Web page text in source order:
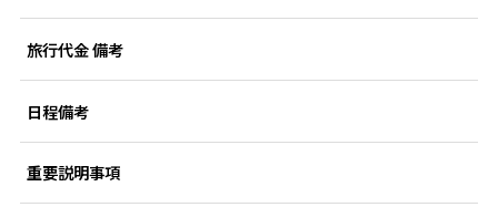
旅行代金 備考
日程備考
重要説明事項